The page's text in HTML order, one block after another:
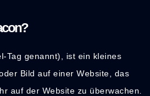
Tag genannt), ist ein kleines
Bild auf einer Website, das
auf der Website zu überwachen.